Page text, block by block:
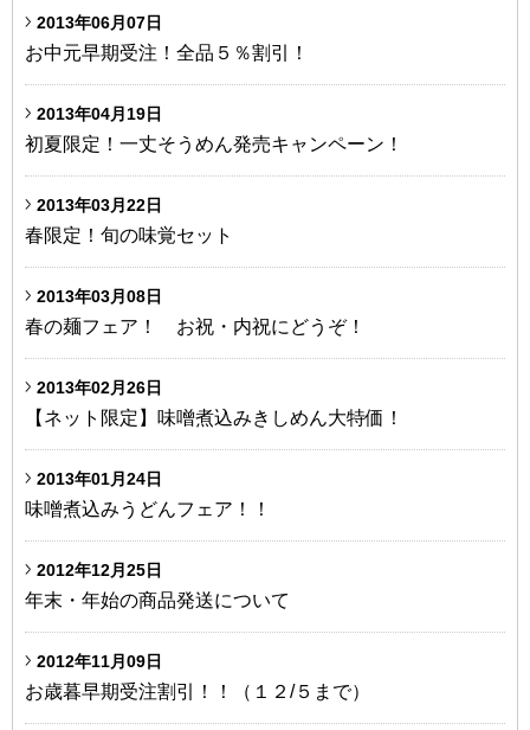
2013年06月07日
お中元早期受注！全品５％割引！
2013年04月19日
初夏限定！一丈そうめん発売キャンペーン！
2013年03月22日
春限定！旬の味覚セット
2013年03月08日
春の麺フェア！ お祝・内祝にどうぞ！
2013年02月26日
【ネット限定】味噌煮込みきしめん大特価！
2013年01月24日
味噌煮込みうどんフェア！！
2012年12月25日
年末・年始の商品発送について
2012年11月09日
お歳暮早期受注割引！！（１２/５まで）